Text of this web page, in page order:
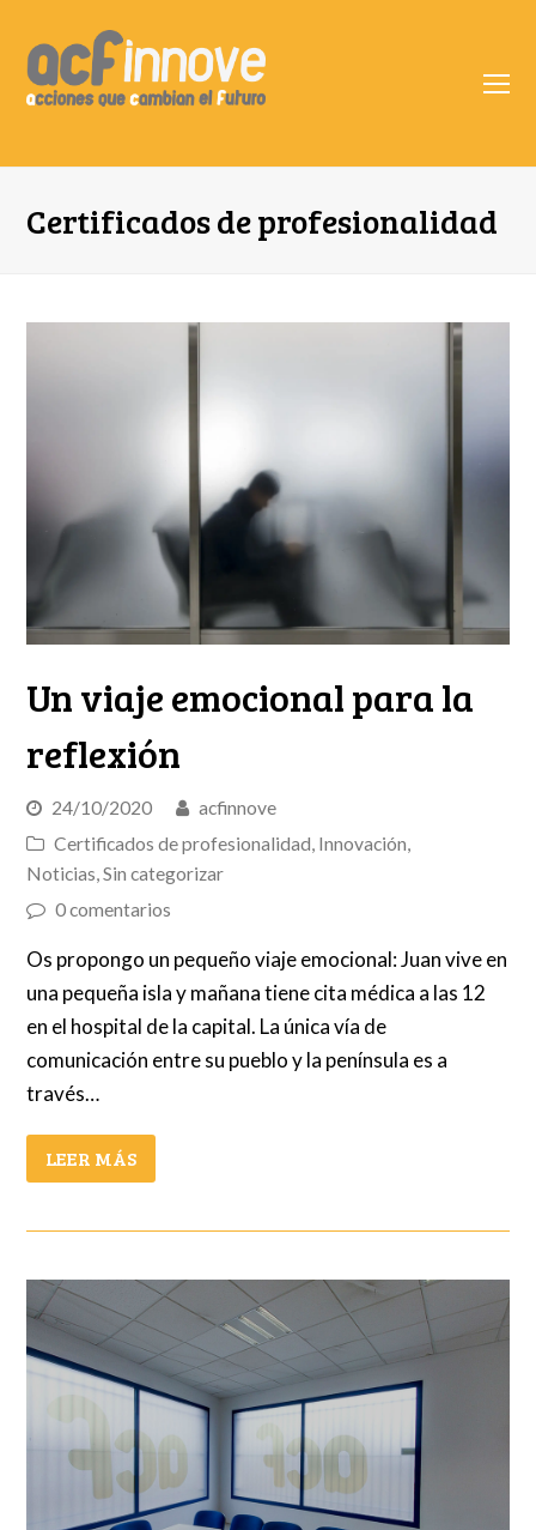
Certificados de profesionalidad
Un viaje emocional para la
reflexión
24/10/2020
acfinnove
Certificados de profesionalidad Innovación
Noticias ,Sin categorizar
0 comentarios
Os propongo un pequeño viaje emocional: Juan vive en
una pequeña isla y mañana tiene cita médica a las 12
en el hospital de la capital. La única vía de
comunicación entre su pueblo y la península es a
través…
LEER MÁS